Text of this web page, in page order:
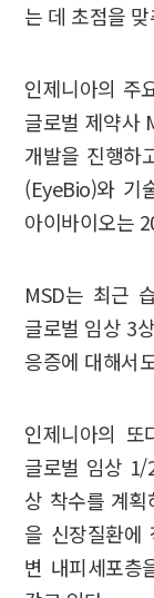
는 데 초점을
인제니아의 주
글로벌 제약사
개발을 진행하
(EyeBio)와 기
아이바이오는
MSD는 최근
글로벌 임상 3
응증에 대해서
인제니아의 또
글로벌 임상 1/
상 착수를 계
을 신장질환에
변 내피세포층